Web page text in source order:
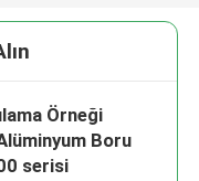
Örneği
Boru
serisi